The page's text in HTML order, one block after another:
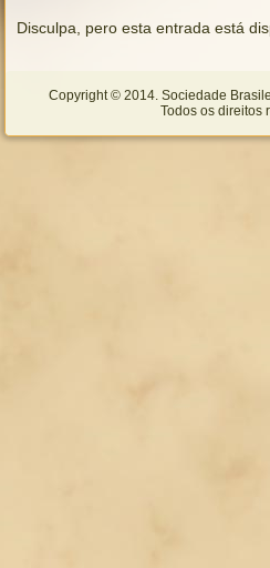
Disculpa, pero esta entrada está
Copyright © 2014. Sociedade
Todos os direitos